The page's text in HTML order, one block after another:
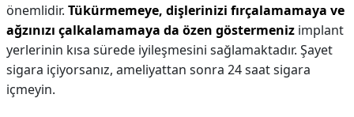
önemlidir. Tükürmemeye, dişlerinizi fırçalamamaya ve
ağzınızı çalkalamamaya da özen göstermeniz implant
yerlerinin kısa sürede iyileşmesini sağlamaktadır. Şayet
sigara içiyorsanız, ameliyattan sonra 24 saat sigara
içmeyin.